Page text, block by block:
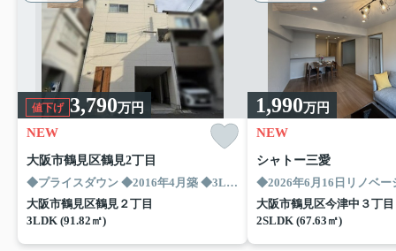
値下げ 3,790万円
NEW
大阪市鶴見区鶴見2丁目
◆プライスダウン ◆2016年4月築 ◆3LDK+車庫 ◆間口広々◆SIC・パ
大阪市鶴見区鶴見２丁目
3LDK (91.82㎡)
1,990万円
NEW
シャトー三愛
◆2026年6月16日リノベー
大阪市鶴見区今津中３丁目
2SLDK (67.63㎡)